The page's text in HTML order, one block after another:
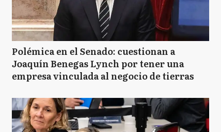
Polémica en el Senado: cuestionan a
Joaquín Benegas Lynch por tener una
empresa vinculada al negocio de tierras